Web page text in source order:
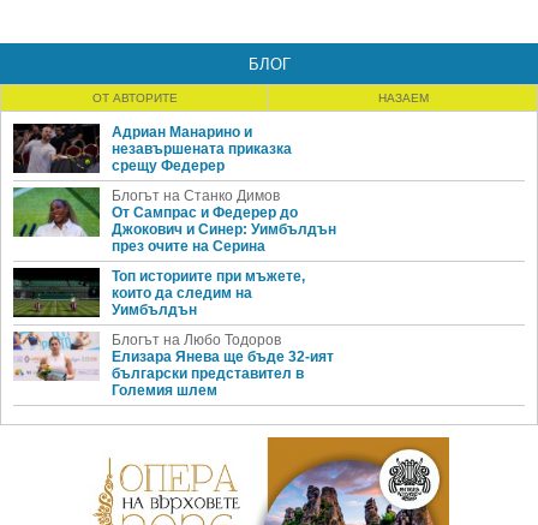
БЛОГ
ОТ АВТОРИТЕ НАЗАЕМ
Адриан Манарино и
незавършената приказка
срещу Федерер
Блогът на Станко Димов
От Сампрас и Федерер до
Джокович и Синер: Уимбълдън
през очите на Серина
Топ историите при мъжете,
които да следим на
Уимбълдън
Блогът на Любо Тодоров
Елизара Янева ще бъде 32-ият
български представител в
Големия шлем